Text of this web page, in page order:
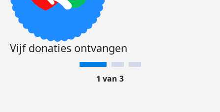
Vijf donaties ontvangen
1 van 3